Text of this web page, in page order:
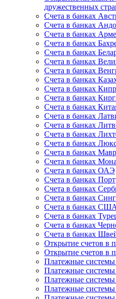
дружественных
Счета в банках
Счета в банках
Счета в банках
Счета в банках
Счета в банках
Счета в банках
Счета в банках
Счета в банках
Счета в банках
Счета в банках
Счета в банках
Счета в банках
Счета в банках
Счета в банках
Счета в банках
Счета в банках
Счета в банках
Счета в банках ОАЭ
Счета в банках
Счета в банках
Счета в банках
Счета в банках США
Счета в банках
Счета в банках
Счета в банках
Открытие счетов в
Открытие счетов в
Платежные
Платежные
Платежные системы
Платежные